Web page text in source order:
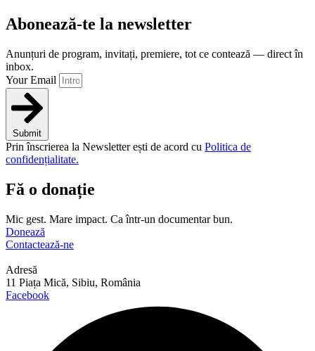
Abonează-te la newsletter
Anunțuri de program, invitați, premiere, tot ce contează — direct în
inbox.
Your Email
Submit
Prin înscrierea la Newsletter ești de acord cu Politica de
confidențialitate.
Fă o donație
Mic gest. Mare impact. Ca într-un documentar bun.
Donează
Contactează-ne
Adresă
11 Piața Mică, Sibiu, România
Facebook